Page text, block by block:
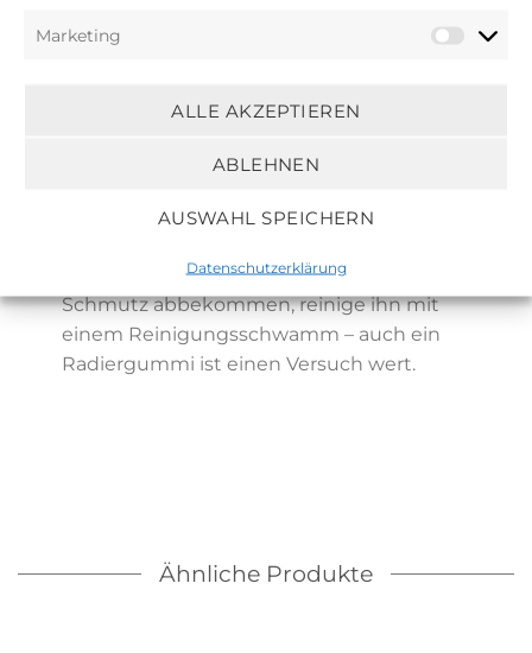
Marketing
ALLE AKZEPTIEREN
ABLEHNEN
AUSWAHL SPEICHERN
Datenschutzerklärung
Unebenheiten bei handgefertigten
dass auch farbige Kerzen abfärben
unbehandelte Oberfläche eingedrungen
Wasser säubern. Hat der Kerzenhalter
Schmutz abbekommen, reinige ihn mit
einem Reinigungsschwamm – auch ein
Radiergummi ist einen Versuch wert.
Ähnliche Produkte